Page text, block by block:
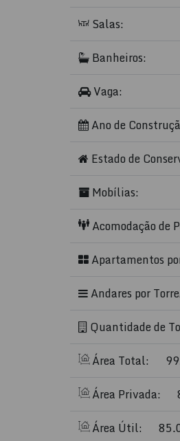
Salas:
Banheiros:
Vaga:
Ano de
Estado de
Mobílias:
Acomodação de
Apartamentos
Andares por
Quantidade de
Área Total:
Área Privada:
Área Útil: